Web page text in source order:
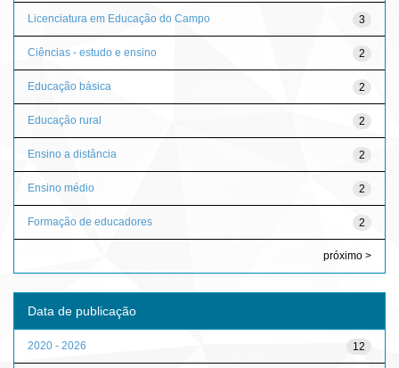
3
Licenciatura em Educação do Campo
2
Ciências - estudo e ensino
2
Educação básica
2
Educação rural
2
Ensino a distância
2
Ensino médio
2
Formação de educadores
próximo >
Data de publicação
12
2020 - 2026